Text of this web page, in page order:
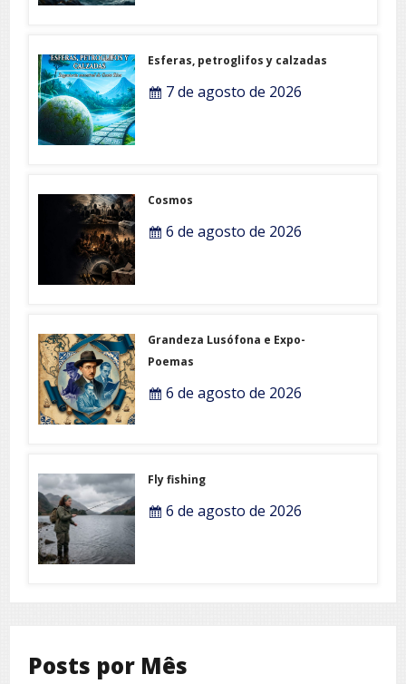
Esferas, petroglifos y calzadas
7 de agosto de 2026
Cosmos
6 de agosto de 2026
Grandeza Lusófona e Expo-
Poemas
6 de agosto de 2026
Fly fishing
6 de agosto de 2026
Posts por Mês